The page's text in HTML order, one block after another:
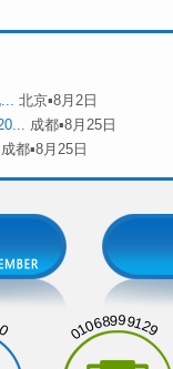
北京▪8月2日
成都▪8月25日
成都▪8月25日
01068999129